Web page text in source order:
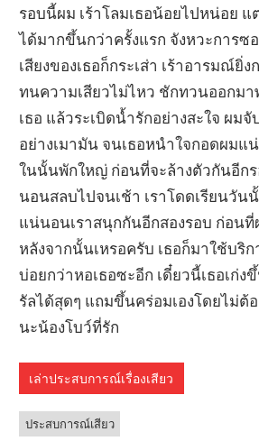
รอบนี้ผม เร้าโลมเธอน้อยไปหน่อย
ได้มากขึ้นกว่าครั้งแรก จังหวะการซ
เสียงของเธอก็กระเส่า เร้าอารมณ์ยิ่
ทนความเสียวไม่ไหว ชักทวนออกม
เธอ แล้วระเบิดน้ำรักอย่างสะใจ ผม
อย่างเมามัน จนเธอหนำใจกอดผมแ
ในนั้นพักใหญ่ ก่อนที่จะล้างตัวกันอีก
นอนสลบไปจนเช้า เราโดดเรียนวัน
แน่นอนเราสนุกกันอีกสองรอบ ก่อนที่
หลังจากนั้นเหรอครับ เธอก็มาใช้บริ
บ่อยกว่าหอเธอซะอีก เดี๋ยวนี้เธอเก่
รัลได้สุดๆ แถมขึ้นคร่อมเองโดยไม่ต้อ
นะน้องโบว์ที่รัก
เล่าประสบการณ์เรื่องเสียว
ประสบการณ์เสียว